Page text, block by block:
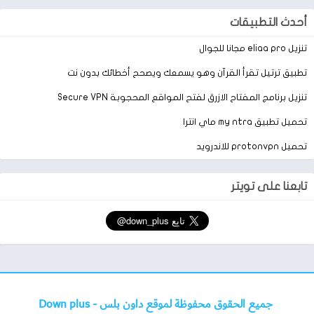
عام.
أقرا أيضاً:
تطبيق فن Box لمتابعة حفلات النجوم FannBox
أحدث التطبيقات
تنزيل eliaa pro مجانا للجوال
تطبيق ترتيل تقرأ القرآن وهو يسمعك ويصحح أخطائك بدون نت
تنزيل برنامج المفتاح الازرق لفتح المواقع المحجوبة Secure VPN
تحميل تطبيق my ntra ماي انترا
تحميل protonvpn للاندرويد
تابعنا على تويتر
جميع الحقوق محفوظة لموقع داون بلس -Down plus